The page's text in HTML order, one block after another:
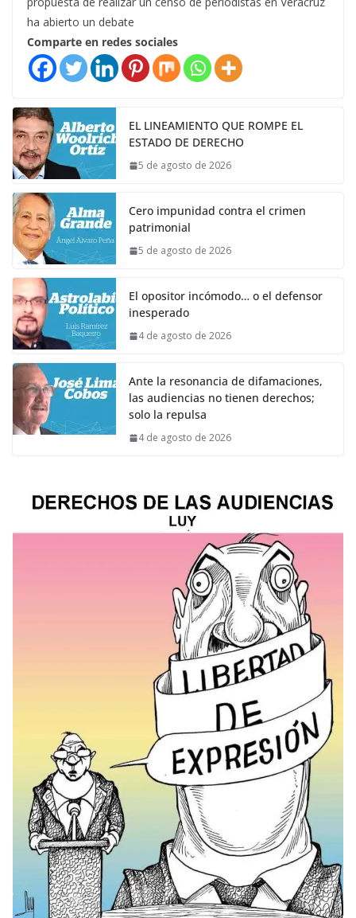
ha abierto un debate
Comparte en redes sociales
EL LINEAMIENTO QUE ROMPE EL
ESTADO DE DERECHO
5 de agosto de 2026
Cero impunidad contra el crimen
patrimonial
5 de agosto de 2026
El opositor incómodo… o el defensor
inesperado
4 de agosto de 2026
Ante la resonancia de difamaciones,
las audiencias no tienen derechos;
solo la repulsa
4 de agosto de 2026